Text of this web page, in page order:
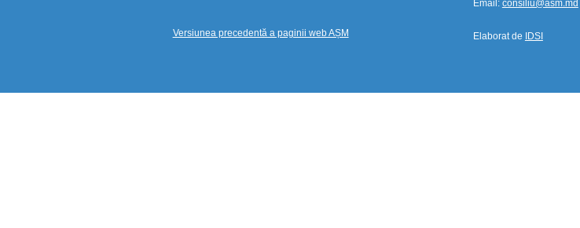
Versiunea precedentă a paginii web AȘM
Email: consiliu@asm.md
Elaborat de IDSI